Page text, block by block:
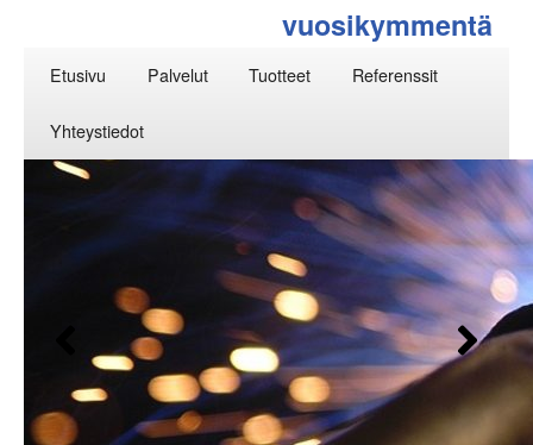
vuosikymmentä
Siirry
sisältöön
Etusivu Palvelut Tuotteet Referenssit
Yhteystiedot